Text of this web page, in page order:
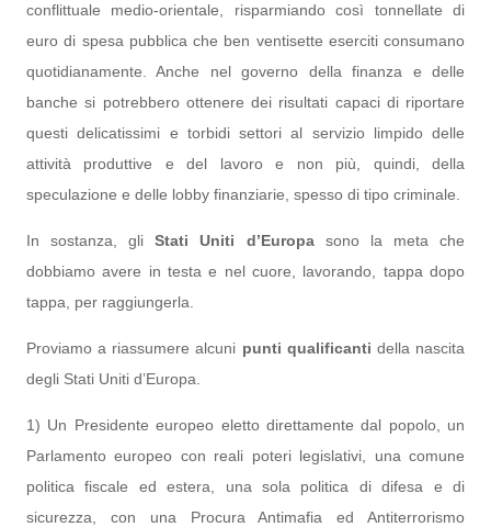
conflittuale medio-orientale, risparmiando così tonnellate di
euro di spesa pubblica che ben ventisette eserciti consumano
quotidianamente. Anche nel governo della finanza e delle
banche si potrebbero ottenere dei risultati capaci di riportare
questi delicatissimi e torbidi settori al servizio limpido delle
attività produttive e del lavoro e non più, quindi, della
speculazione e delle lobby finanziarie, spesso di tipo criminale.
In sostanza, gliStati Uniti d’Europasono la meta che
dobbiamo avere in testa e nel cuore, lavorando, tappa dopo
tappa, per raggiungerla.
Proviamo a riassumere alcuni punti qualificanti della nascita
degli Stati Uniti d’Europa.
1) Un Presidente europeo eletto direttamente dal popolo, un
Parlamento europeo con reali poteri legislativi, una comune
politica fiscale ed estera, una sola politica di difesa e di
sicurezza, con una Procura Antimafia ed Antiterrorismo